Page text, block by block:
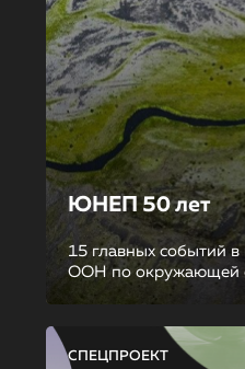
ЮНЕП 50 лет
15 главных событий
ООН по окружающей
СПЕЦПРОЕКТ